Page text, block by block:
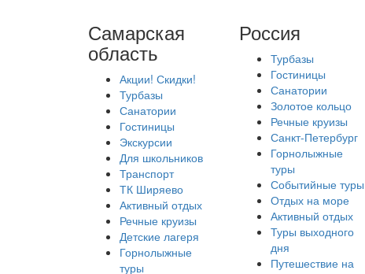
Самарская
область
Акции! Скидки!
Турбазы
Санатории
Гостиницы
Экскурсии
Для школьников
Транспорт
ТК Ширяево
Активный отдых
Речные круизы
Детские лагеря
Горнолыжные
туры
Россия
Турбазы
Гостиницы
Санатории
Золотое кольцо
Речные круизы
Санкт-Петербург
Горнолыжные
туры
Событийные туры
Отдых на море
Активный отдых
Туры выходного
дня
Путешествие на